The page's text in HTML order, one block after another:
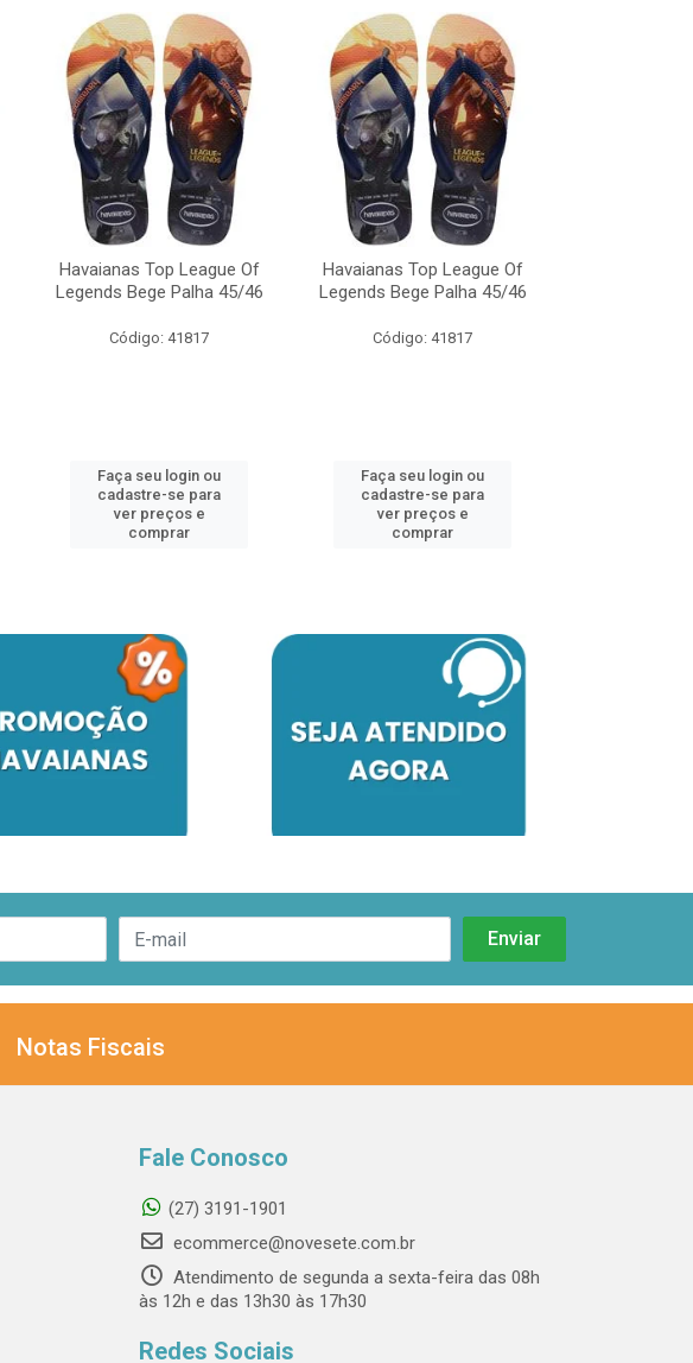
Havaianas Top League Of
Legends Bege Palha 45/46
Código: 41817
Faça seu login ou
cadastre-se para
ver preços e
comprar
Havaianas Top League Of
Legends Bege Palha 45/46
Código: 41817
Faça seu login ou
cadastre-se para
ver preços e
comprar
Notas Fiscais
Fale Conosco
(27) 3191-1901
ecommerce@novesete.com.br
Atendimento de segunda a sexta-feira das 08h
às 12h e das 13h30 às 17h30
Redes Sociais